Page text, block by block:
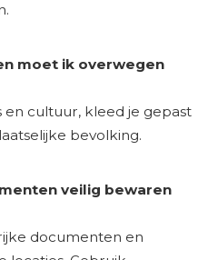
moet ik overwegen
cultuur, kleed je gepast
bevolking.
veilig bewaren
documenten en